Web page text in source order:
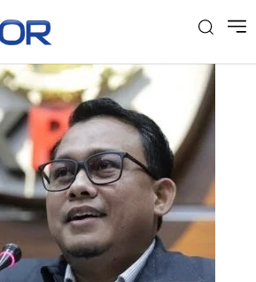
Rumah DP Nol